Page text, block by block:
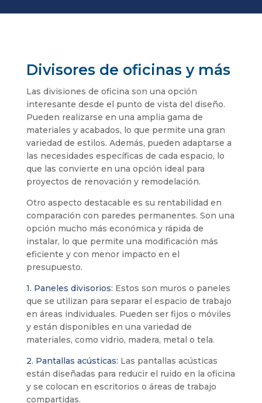
Divisores de oficinas y más
Las divisiones de oficina son una opción
interesante desde el punto de vista del diseño.
Pueden realizarse en una amplia gama de
materiales y acabados, lo que permite una gran
variedad de estilos. Además, pueden adaptarse a
las necesidades específicas de cada espacio, lo
que las convierte en una opción ideal para
proyectos de renovación y remodelación.
Otro aspecto destacable es su rentabilidad en
comparación con paredes permanentes. Son una
opción mucho más económica y rápida de
instalar, lo que permite una modificación más
eficiente y con menor impacto en el
presupuesto.
1. Paneles divisorios: Estos son muros o paneles
que se utilizan para separar el espacio de trabajo
en áreas individuales. Pueden ser fijos o móviles
y están disponibles en una variedad de
materiales, como vidrio, madera, metal o tela.
2. Pantallas acústicas: Las pantallas acústicas
están diseñadas para reducir el ruido en la oficina
y se colocan en escritorios o áreas de trabajo
compartidas.